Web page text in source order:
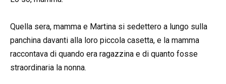
Quella sera, mamma e Martina si sedettero a lungo sulla
panchina davanti alla loro piccola casetta, e la mamma
raccontava di quando era ragazzina e di quanto fosse
straordinaria la nonna.